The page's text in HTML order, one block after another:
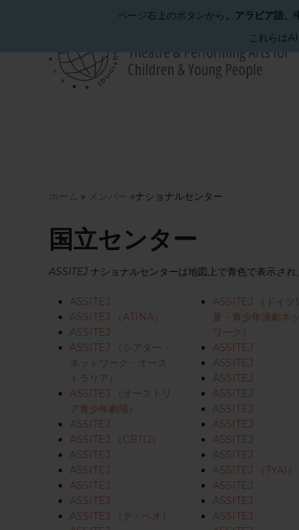
Enterキーを押して検索するか、ESCキーを押して閉じる
ホーム » メンバー »ナショナルセンター
国立センター
ASSITEJ ナショナルセンターは地図上で青色で表示され
ASSITEJ
ASSITEJ （ATINA）
ASSITEJ
ASSITEJ （シアター・
ネットワーク・オース
トラリア）
ASSITEJ （オーストリ
ア青少年劇場）
ASSITEJ
ASSITEJ （CBTIJ）
ASSITEJ
ASSITEJ
ASSITEJ
ASSITEJ
ASSITEJ （テ・ベオ）
ASSITEJ （ドイツ
童・青少年演劇ネ
ワーク）
ASSITEJ
ASSITEJ
ASSITEJ
ASSITEJ
ASSITEJ
ASSITEJ
ASSITEJ
ASSITEJ
ASSITEJ （TYAI）
ASSITEJ
ASSITEJ
ASSITEJ
ページ右上のボタンから 、アラビア語
これらは